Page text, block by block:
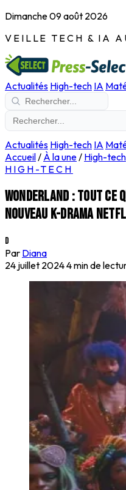
Dimanche 09 août 2026
VEILLE TECH & IA
Actualités High-tech IA
Actualités High-tech IA
Accueil/ À la une/ High-tech
HIGH-TECH
Wonderland : tout ce
nouveau K-drama
D
Par Diana
24 juillet 20244 min de